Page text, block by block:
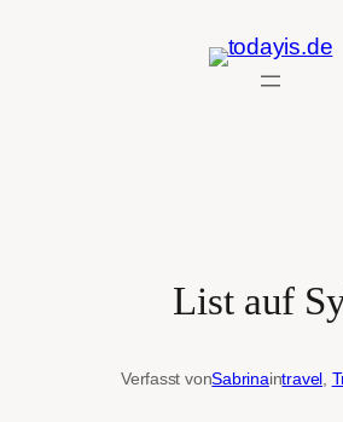
List auf
Verfasst vonSabrinaintravel